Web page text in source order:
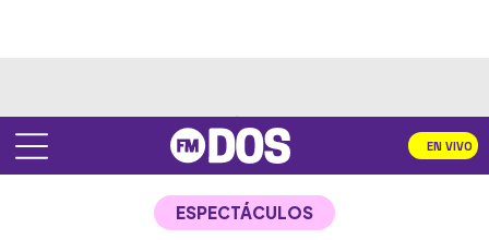
EN VIVO
ESPECTÁCULOS